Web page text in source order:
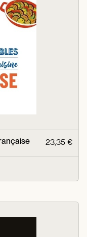
23,35 €